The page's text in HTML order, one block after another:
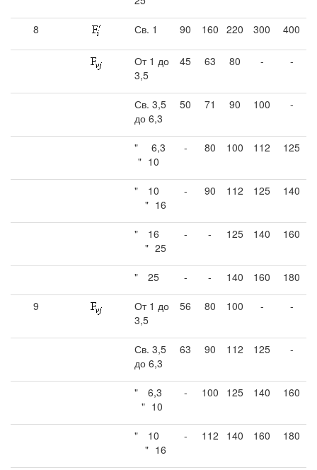
8 Св. 1 90 160 220 300 400
От 1 до
3,5
45 63 80 - -
Св. 3,5
до 6,3
50 71 90 100 -
"
6,3
" 10
- 80 100 112 125
"
10
" 16
- 90 112 125 140
"
16
" 25
- - 125 140 160
" 25 - - 140 160 180
9
От 1 до
3,5
56 80 100 - -
Св. 3,5
до 6,3
63 90 112 125 -
"
6,3
" 10
- 100 125 140 160
"
10
" 16
- 112 140 160 180